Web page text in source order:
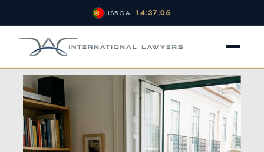
LISBOA 14:37:05
O ESCRITÓRIO
NACIONALIDADE
VISTOS